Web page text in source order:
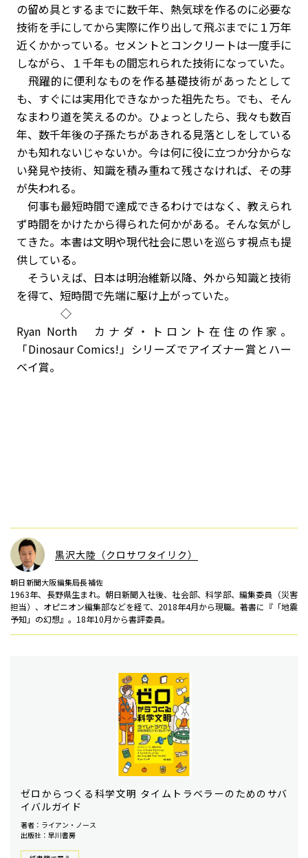
の留め具とするまでに数千年、熱気球を作るのに必要な
技術を手にしてから実際に作り出して飛ぶまでに１万年
近くかかっている。セメントとコンクリートは一度手に
しながら、１千年もの間忘れられた技術になっていた。
飛躍的に便利なものを作る基礎技術があったとして
も、すぐには実用化できなかった祖先たち。でも、そん
なまわり道を笑えるのか。ひょっとしたら、我々も数百
年、数千年後の子孫たちがあきれる見落としをしている
かも知れないじゃないか。今は何に役に立つか分からな
い発見や技術、知識を積み重ねて残さなければ、その芽
が失われる。
何事も最短時間で達成できるわけではなく、教えられ
ず時間をかけたから得られた何かがある。そんな気がし
てきた。本書は文明や現代社会に思いを巡らす視点も提
供している。
そういえば、日本は明治維新以降、外から知識と技術
を得て、短時間で先端に駆け上がっていた。
◇
Ryan North カナダ・トロント在住の作家。
「Dinosaur Comics!」シリーズでアイズナー賞とハー
ベイ賞。
黒沢大陸（クロサワタイリク）
朝日新聞大阪編集局長補佐
1963年、長野県生まれ。朝日新聞入社後、社会部、科学部、編集委員（災害
担当）、オピニオン編集部などを経て、2018年4月から現職。著書に『「地震
予知」の幻想』。18年10月から書評委員。
ゼロからつくる科学文明 タイムトラベラーのためのサバ
イバルガイド
著者：ライアン・ノース
出版社：早川書房